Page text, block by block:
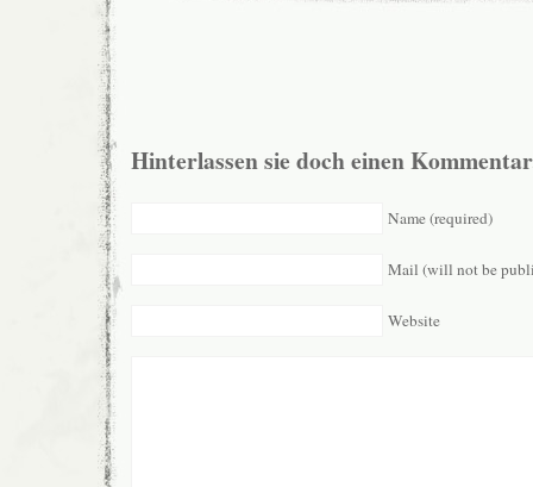
Hinterlassen sie doch einen
Name (required)
Mail (will not be
Website